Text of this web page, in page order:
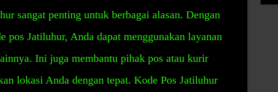
sangat penting untuk berbagai alasan. Dengan
pos Jatiluhur, Anda dapat menggunakan layanan
Ini juga membantu pihak pos atau kurir
lokasi Anda dengan tepat. Kode Pos Jatiluhur